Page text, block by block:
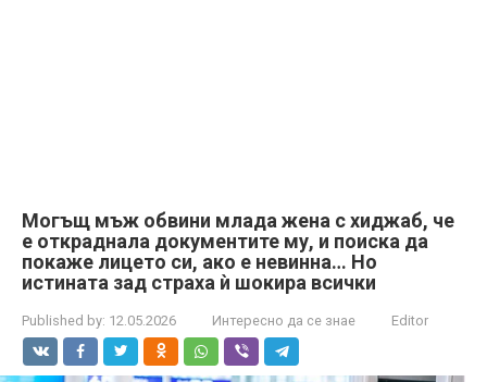
Могъщ мъж обвини млада жена с хиджаб, че
е откраднала документите му, и поиска да
покаже лицето си, ако е невинна… Но
истината зад страха ѝ шокира всички
Published by: 12.05.2026 Интересно да се знае Editor